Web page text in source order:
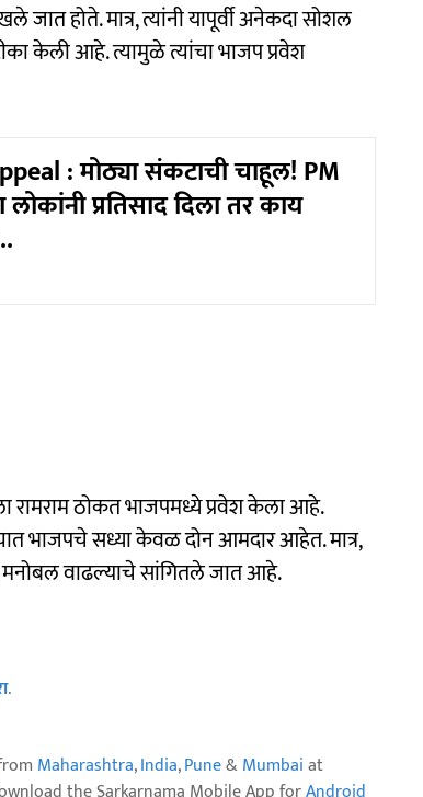
होते. मात्र, त्यांनी यापूर्वी अनेकदा सोशल
केली आहे. त्यामुळे त्यांचा भाजप प्रवेश
: मोठ्या संकटाची चाहूल! PM
प्रतिसाद दिला तर काय
रामराम ठोकत भाजपमध्ये प्रवेश केला आहे.
भाजपचे सध्या केवळ दोन आमदार आहेत. मात्र,
वाढल्याचे सांगितले जात आहे.
.
Maharashtra,India,Pune& Mumbaiat